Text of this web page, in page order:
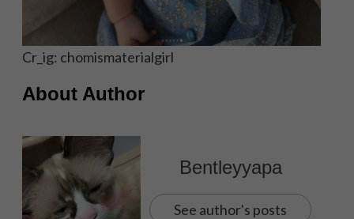
Cr_ig: chomismaterialgirl
About Author
Bentleyyapa
See author's posts